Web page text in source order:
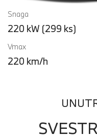
Snaga
220 kW (299 ks)
Vmax
220 km/h